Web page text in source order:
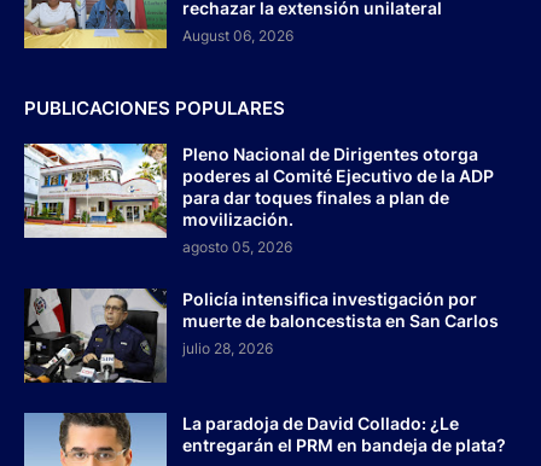
rechazar la extensión unilateral
August 06, 2026
PUBLICACIONES POPULARES
Pleno Nacional de Dirigentes otorga
poderes al Comité Ejecutivo de la ADP
para dar toques finales a plan de
movilización.
agosto 05, 2026
Policía intensifica investigación por
muerte de baloncestista en San Carlos
julio 28, 2026
La paradoja de David Collado: ¿Le
entregarán el PRM en bandeja de plata?